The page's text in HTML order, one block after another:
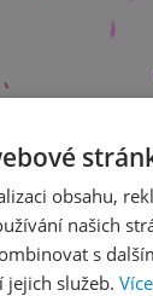
obsahu,
našich
s
jejich služeb.